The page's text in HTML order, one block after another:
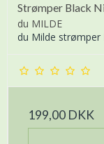
Strømper Black
du MILDE
du Milde strømper
199,00 DKK